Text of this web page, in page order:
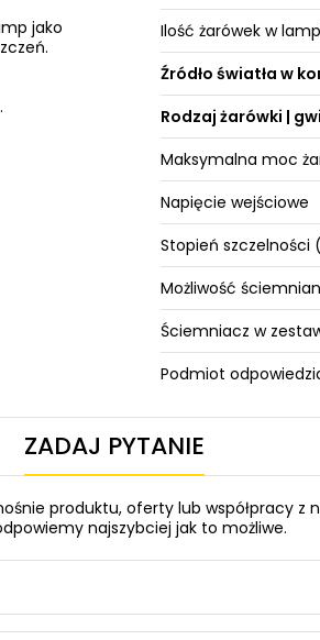
jako
Ilość żarówek w
Źródło światła w
Rodzaj żarówki |
Maksymalna moc
Napięcie wejściowe
Stopień szczelności
Możliwość
Ściemniacz w
Podmiot
ZADAJ PYTANIE
produktu, oferty lub współpracy z
najszybciej jak to możliwe.